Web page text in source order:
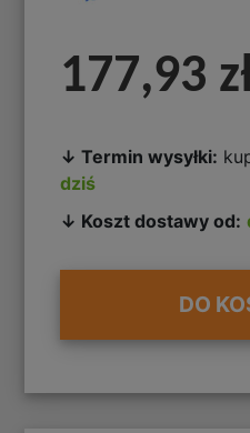
177,93
↓ Termin wysyłki:
dziś
↓ Koszt dostawy od:
DO